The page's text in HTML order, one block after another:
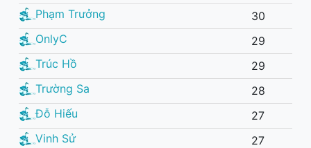
Phạm Trưởng
30
OnlyC
29
Trúc Hồ
29
Trường Sa
28
Đỗ Hiếu
27
Vinh Sử
27